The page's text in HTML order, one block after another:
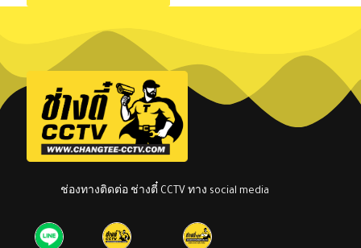
ช่องทางติดต่อ ช่างตี๋ CCTV ทาง social media